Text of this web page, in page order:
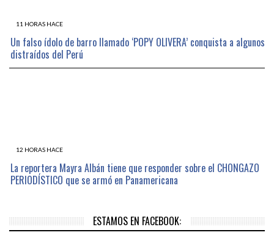
11 HORAS HACE
Un falso ídolo de barro llamado ‘POPY OLIVERA’ conquista a algunos
distraídos del Perú
12 HORAS HACE
La reportera Mayra Albán tiene que responder sobre el CHONGAZO
PERIODÍSTICO que se armó en Panamericana
ESTAMOS EN FACEBOOK: